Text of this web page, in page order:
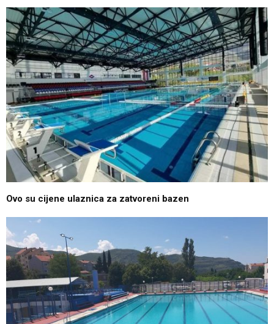
Ovo su cijene ulaznica za zatvoreni bazen